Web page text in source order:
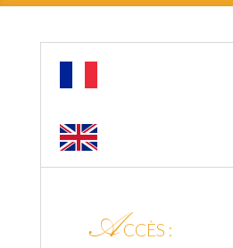
ACCÈS :